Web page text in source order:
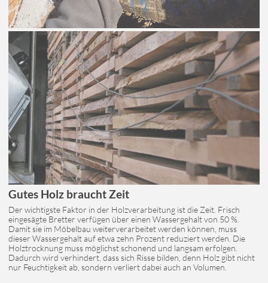
Gutes Holz braucht Zeit
Der wichtigste Faktor in der Holzverarbeitung ist die Zeit. Frisch
eingesägte Bretter verfügen über einen Wassergehalt von 50 %.
Damit sie im Möbelbau weiterverarbeitet werden können, muss
dieser Wassergehalt auf etwa zehn Prozent reduziert werden. Die
Holztrocknung muss möglichst schonend und langsam erfolgen.
Dadurch wird verhindert, dass sich Risse bilden, denn Holz gibt nicht
nur Feuchtigkeit ab, sondern verliert dabei auch an Volumen.